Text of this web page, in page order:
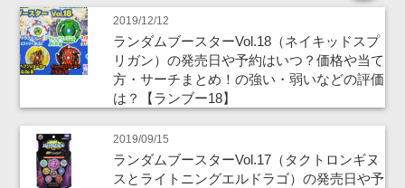
2019/12/12
ランダムブースターVol.18（ネイキッドスプ
リガン）の発売日や予約はいつ？価格や当て
方・サーチまとめ！の強い・弱いなどの評価
は？【ランブー18】
2019/09/15
ランダムブースターVol.17（タクトロンギヌ
スとライトニングエルドラゴ）の発売日や予